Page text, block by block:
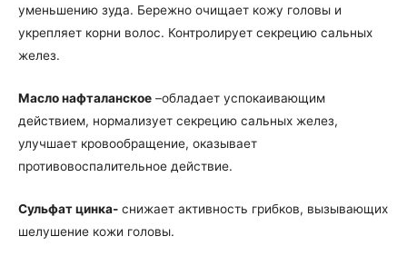
уменьшению зуда. Бережно очищает кожу головы и
укрепляет корни волос. Контролирует секрецию сальных
желез.
Маслонафталанское –обладает успокаивающим
действием, нормализует секрецию сальных желез,
улучшает кровообращение, оказывает
противовоспалительное действие.
Сульфат цинка- снижает активность грибков, вызывающих
шелушение кожи головы.